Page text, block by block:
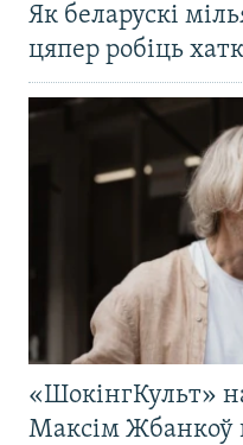
Як беларускі
цяпер робіць
«ШокінгКульт»
Максім Жбанкоў